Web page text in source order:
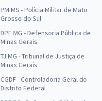
PM MS - Polícia Militar de Mato
Grosso do Sul
DPE MG - Defensoria Pública de
Minas Gerais
TJ MG - Tribunal de Justiça de
Minas Gerais
CGDF - Controladoria Geral do
Distrito Federal